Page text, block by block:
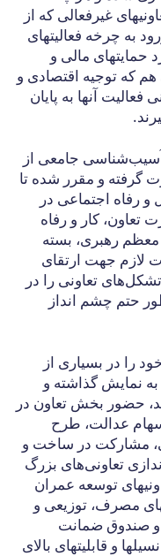
غیرفعالی که از
به چرخه فعالیتهای
حمایتهای مالی و
هم که توجیه اقتصادی و
آنها به پایان
جامعی از
گرفته و مقرر شده تا
و رفاه اجتماعی در
تعاون، کار و رفاه
رهبری، بسته
لازم جهت ارتقای
تعاونی را در
حتم چشم انداز
را در بسیاری از
به نمایش گذاشته و
حضور بخش تعاون در
عدالت، طرح
مشارکت در ساخت و
تعاونی‌های بزرگ
توسعه عمران
مصرف، توزیعی و
و صندوق ضمانت
و قابلیتهای بالای